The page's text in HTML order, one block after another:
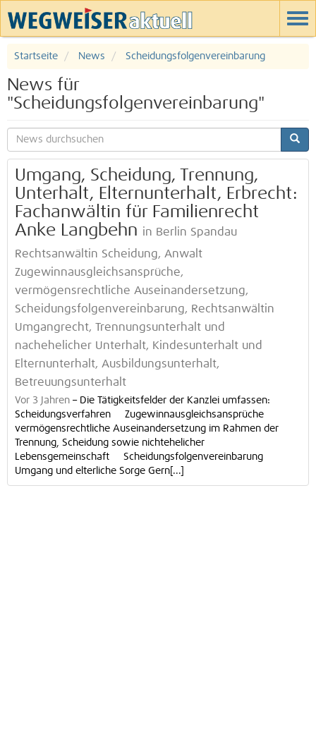
Startseite News Scheidungsfolgenvereinbarung
News für
"Scheidungsfolgenvereinbarung"
Umgang, Scheidung, Trennung,
Unterhalt, Elternunterhalt, Erbrecht:
Fachanwältin für Familienrecht
Anke Langbehn in Berlin Spandau
Rechtsanwältin Scheidung, Anwalt
Zugewinnausgleichsansprüche,
vermögensrechtliche Auseinandersetzung,
Scheidungsfolgenvereinbarung, Rechtsanwältin
Umgangrecht, Trennungsunterhalt und
nachehelicher Unterhalt, Kindesunterhalt und
Elternunterhalt, Ausbildungsunterhalt,
Betreuungsunterhalt
Vor 3 Jahren – Die Tätigkeitsfelder der Kanzlei umfassen:
Scheidungsverfahren Zugewinnausgleichsansprüche
vermögensrechtliche Auseinandersetzung im Rahmen der
Trennung, Scheidung sowie nichtehelicher
Lebensgemeinschaft Scheidungsfolgenvereinbarung
Umgang und elterliche Sorge Gern[...]